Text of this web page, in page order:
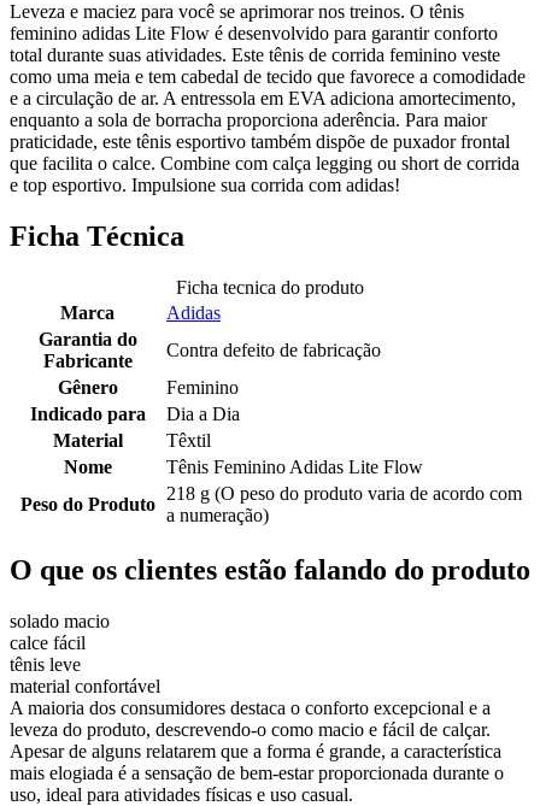
Leveza e maciez para você se aprimorar nos treinos. O tênis
feminino adidas Lite Flow é desenvolvido para garantir conforto
total durante suas atividades. Este tênis de corrida feminino veste
como uma meia e tem cabedal de tecido que favorece a comodidade
e a circulação de ar. A entressola em EVA adiciona amortecimento,
enquanto a sola de borracha proporciona aderência. Para maior
praticidade, este tênis esportivo também dispõe de puxador frontal
que facilita o calce. Combine com calça legging ou short de corrida
e top esportivo. Impulsione sua corrida com adidas!
Ficha Técnica
Ficha tecnica do produto
Marca
Adidas
Garantia do
Fabricante
Contra defeito de fabricação
Gênero
Feminino
Indicado para
Dia a Dia
Material
Têxtil
Nome
Tênis Feminino Adidas Lite Flow
Peso do Produto
218 g (O peso do produto varia de acordo com
a numeração)
O que os clientes estão falando do produto
solado macio
calce fácil
tênis leve
material confortável
A maioria dos consumidores destaca o conforto excepcional e a
leveza do produto, descrevendo-o como macio e fácil de calçar.
Apesar de alguns relatarem que a forma é grande, a característica
mais elogiada é a sensação de bem-estar proporcionada durante o
uso, ideal para atividades físicas e uso casual.